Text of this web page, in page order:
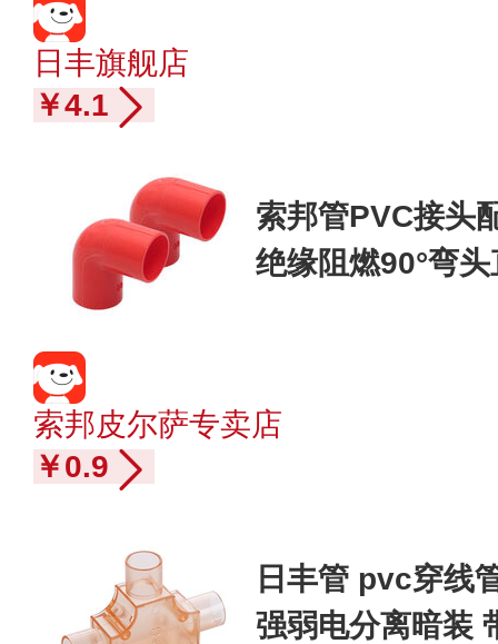
日丰旗舰店
￥4.1
索邦管PVC接头
绝缘阻燃90°弯
索邦皮尔萨专卖店
￥0.9
日丰管 pvc穿线
强弱电分离暗装